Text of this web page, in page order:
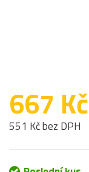
667 Kč
551 Kč bez DPH